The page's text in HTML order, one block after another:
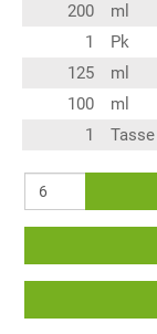
200
ml
1
Pk
125
ml
100
ml
1
Tasse